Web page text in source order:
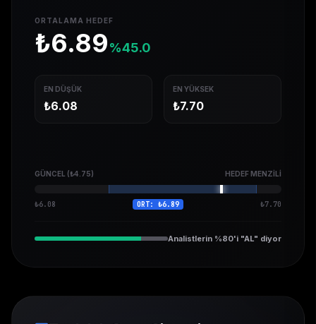
ORTALAMA HEDEF
₺6.89%45.0
EN DÜŞÜK
₺6.08
EN YÜKSEK
₺7.70
GÜNCEL (₺4.75) HEDEF MENZILI
₺6.08 ORT: ₺6.89 ₺7.70
Analistlerin %80'i "AL" diyor